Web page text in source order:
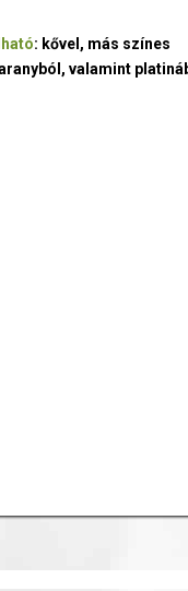
: kővel, más színes
valamint